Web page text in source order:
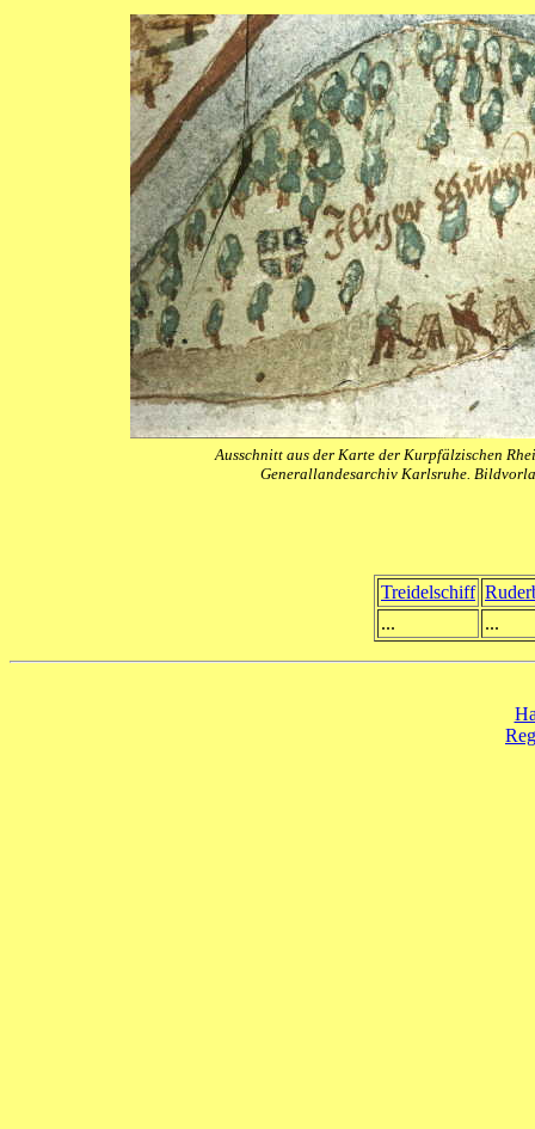
Ausschnitt aus der Karte der Kurpfälzischen
Generallandesarchiv Karlsruhe.
Treidelschiff
...
...